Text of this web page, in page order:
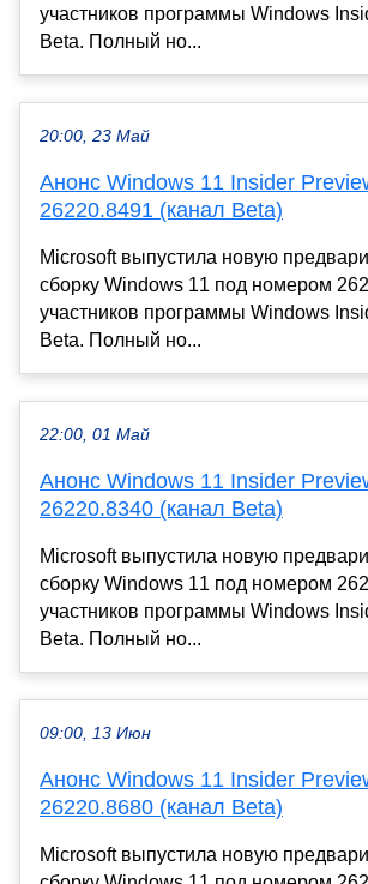
участников программы Windows
Beta. Полный но...
20:00, 23 Май
Анонс Windows 11 Insider
26220.8491 (канал Beta)
Microsoft выпустила новую
сборку Windows 11 под номером
участников программы Windows
Beta. Полный но...
22:00, 01 Май
Анонс Windows 11 Insider
26220.8340 (канал Beta)
Microsoft выпустила новую
сборку Windows 11 под номером
участников программы Windows
Beta. Полный но...
09:00, 13 Июн
Анонс Windows 11 Insider
26220.8680 (канал Beta)
Microsoft выпустила новую